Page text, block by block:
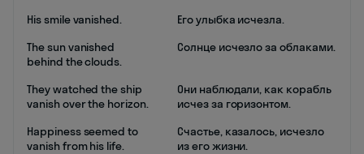
His smile vanished.
Его улыбка исчезла.
The sun vanished
behind the clouds.
Солнце исчезло за облаками.
They watched the ship
vanish over the horizon.
Они наблюдали, как корабль
исчез за горизонтом.
Happiness seemed to
vanish from his life.
Счастье, казалось, исчезло
из его жизни.